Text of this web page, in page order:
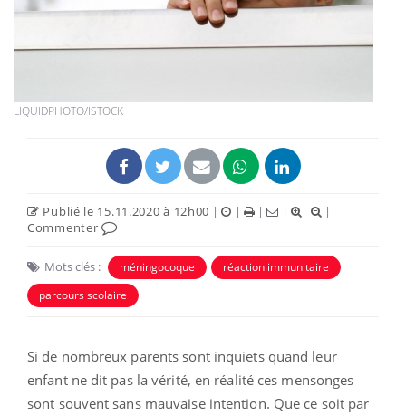
LIQUIDPHOTO/ISTOCK
Publié le 15.11.2020 à 12h00 | | | |
|
Commenter
Mots clés : méningocoque
réaction immunitaire
parcours scolaire
Si de nombreux parents sont inquiets quand leur
enfant ne dit pas la vérité, en réalité ces mensonges
sont souvent sans mauvaise intention. Que ce soit par